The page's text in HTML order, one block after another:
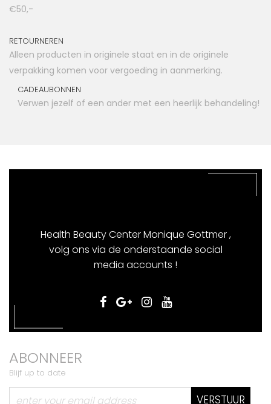
€50,-
RETOURNEREN
Alleen producten in originele staat en in de originele
verpakking komen voor vergoeding in aanmerking.
CADEAUBONNEN
Verwen jezelf of een ander met een heerlijk behandeling!
Health Beauty Center Monique Gottmer ,
volg ons via de onderstaande social
media accounts !
ABONNEER
Blijf up to date
VERSTUUR